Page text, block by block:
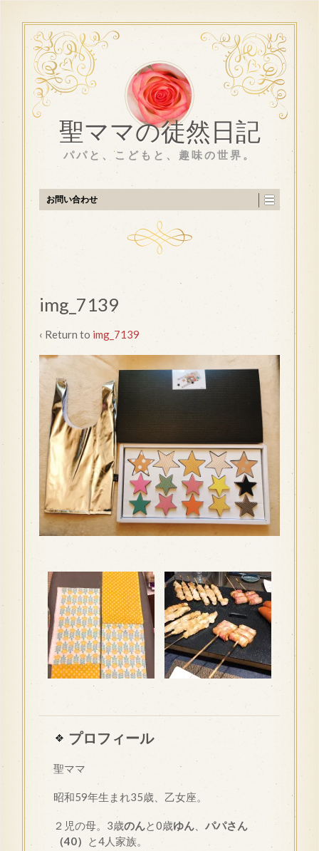
聖ママの徒然日記
パパと、こどもと、趣味の世界。
お問い合わせ
img_7139
‹ Return to img_7139
プロフィール
聖ママ
昭和59年生まれ35歳、乙女座。
２児の母。3歳のんと0歳ゆん
パパさん
（40）
と4人家族。